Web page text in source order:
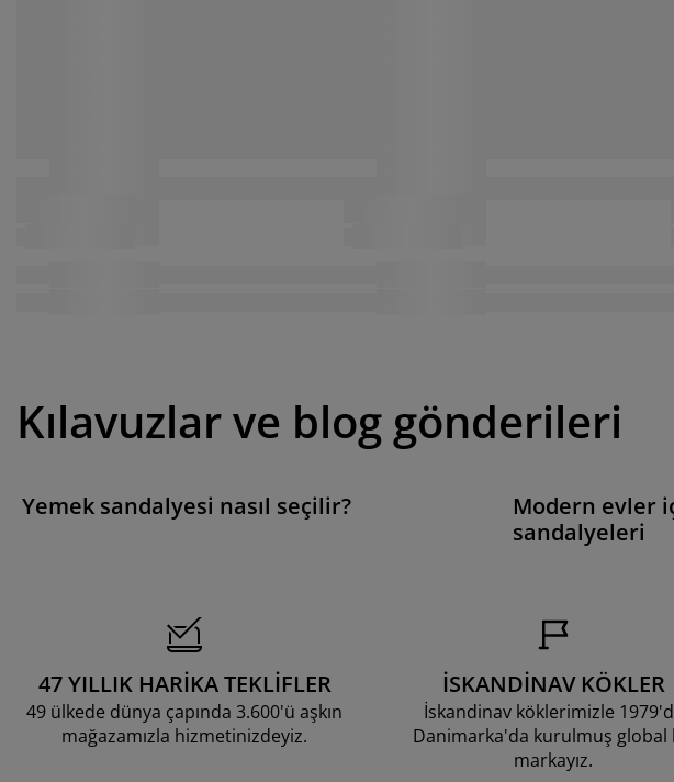
Kılavuzlar ve blog gönderileri
Yemek sandalyesi nasıl seçilir?
Modern evler
sandalyeleri
47 YILLIK HARİKA TEKLİFLER
49 ülkede dünya çapında 3.600'ü aşkın
mağazamızla hizmetinizdeyiz.
İSKANDİNAV KÖKLER
İskandinav köklerimizle
Danimarka'da kurulmuş global
markayız.